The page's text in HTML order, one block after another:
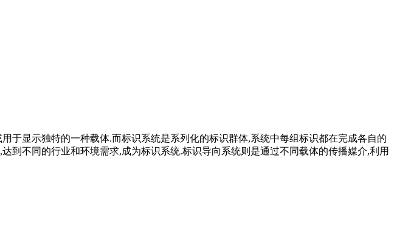
显示独特的一种载体.而标识系统是系列化的标识群体,系统中每组标识都在完成各自的
到不同的行业和环境需求,成为标识系统.标识导向系统则是通过不同载体的传播媒介,利用